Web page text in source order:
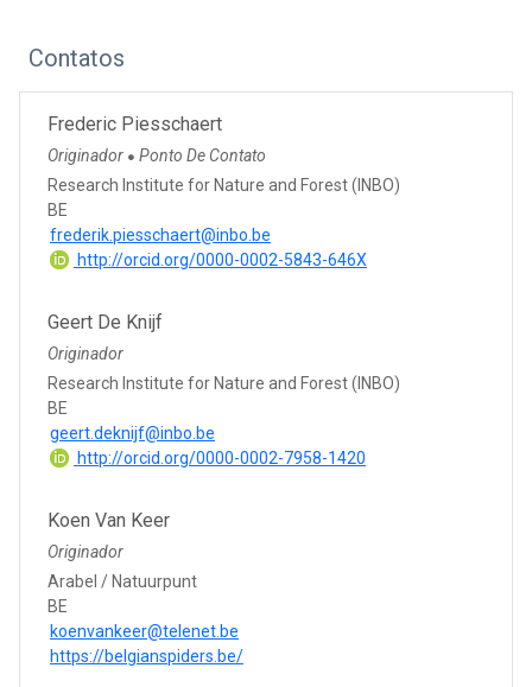
Contatos
Frederic Piesschaert
Originador ● Ponto De Contato
Research Institute for Nature and Forest (INBO)
BE
frederik.piesschaert@inbo.be
http://orcid.org/0000-0002-5843-646X
Geert De Knijf
Originador
Research Institute for Nature and Forest (INBO)
BE
geert.deknijf@inbo.be
http://orcid.org/0000-0002-7958-1420
Koen Van Keer
Originador
Arabel / Natuurpunt
BE
koenvankeer@telenet.be
https://belgianspiders.be/